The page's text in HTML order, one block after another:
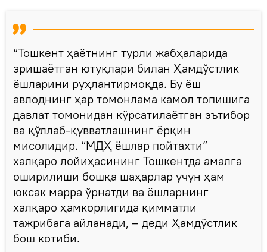
“Тошкент ҳаётнинг турли жабҳаларида
эришаётган ютуқлари билан Ҳамдўстлик
ёшларини руҳлантирмоқда. Бу ёш
авлоднинг ҳар томонлама камол топишига
давлат томонидан кўрсатилаётган эътибор
ва қўллаб-қувватлашнинг ёрқин
мисолидир. “МДҲ ёшлар пойтахти”
халқаро лойиҳасининг Тошкентда амалга
оширилиши бошқа шаҳарлар учун ҳам
юксак марра ўрнатди ва ёшларнинг
халқаро ҳамкорлигида қимматли
тажрибага айланади, – деди Ҳамдўстлик
бош котиби.